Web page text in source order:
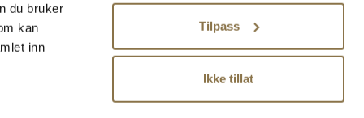
du bruker
kan
inn
Tilpass
Ikke tillat